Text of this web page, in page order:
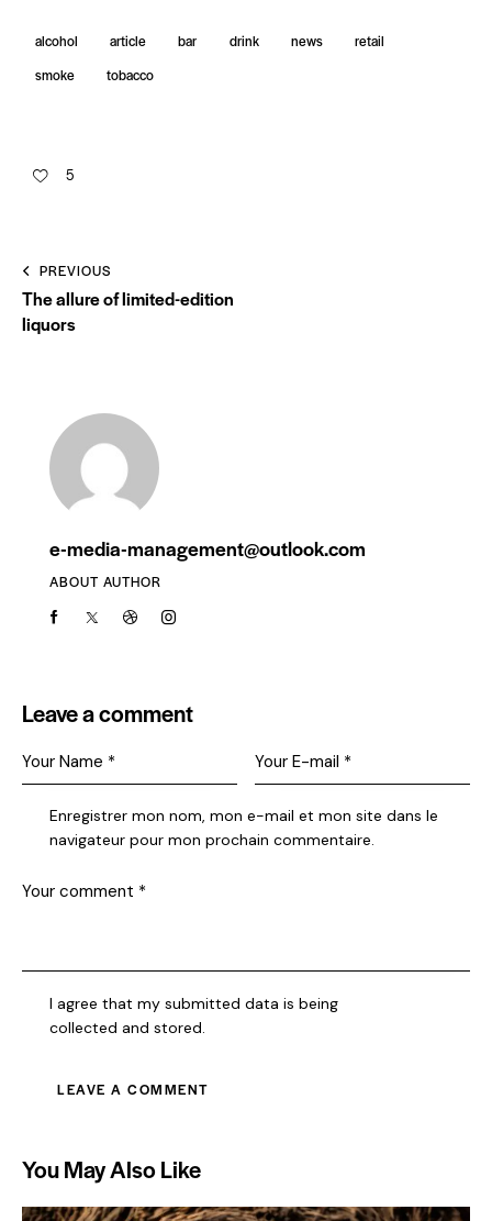
alcohol article bar drink news
retail
smoke
tobacco
5
PREVIOUS
The allure of limited-edition
liquors
e-media-management@outlook.com
ABOUT AUTHOR
Leave a comment
Enregistrer mon nom, mon e-mail et mon site dans le
navigateur pour mon prochain commentaire.
I agree that my submitted data is being
collected and stored.
You May Also Like